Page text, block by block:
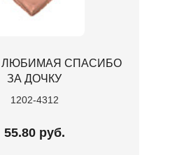
ЛЮБИМАЯ СПАСИБО
ЗА ДОЧКУ
1202-4312
55.80 руб.